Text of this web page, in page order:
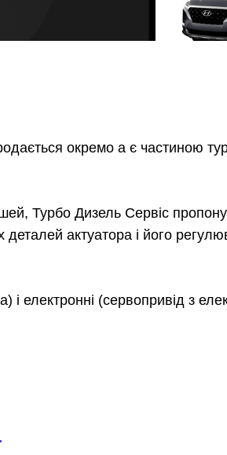
окремо а є частиною
Турбо Дизель Сервіс
деталей актуатора і його
і електронні (сервопривід з